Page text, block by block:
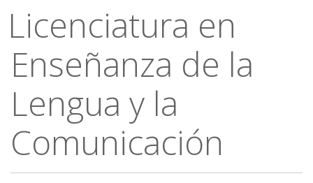
Licenciatura en
Enseñanza de la
Lengua y la
Comunicación